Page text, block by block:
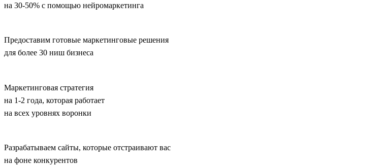
на 30-50% с помощью нейромаркетинга
Предоставим готовые маркетинговые решения
для более 30 ниш бизнеса
Маркетинговая стратегия
на 1-2 года, которая работает
на всех уровнях воронки
Разрабатываем сайты, которые отстраивают вас
на фоне конкурентов